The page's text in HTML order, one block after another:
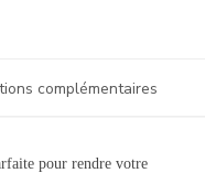
complémentaires
pour rendre votre